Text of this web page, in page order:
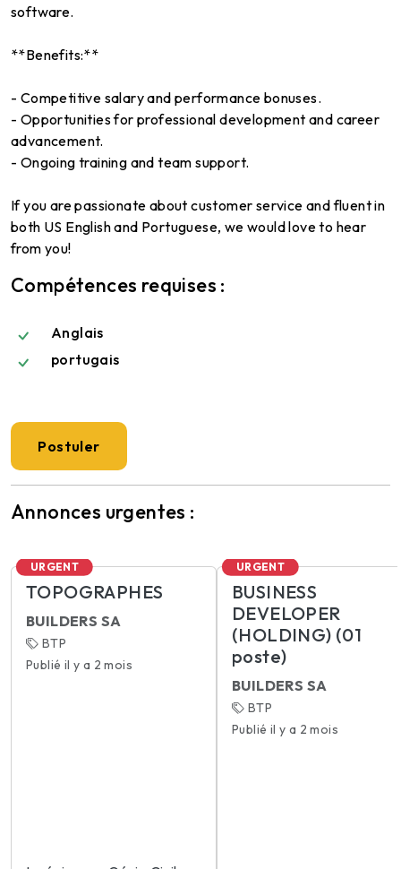
software.
**Benefits:**
- Competitive salary and performance bonuses.
- Opportunities for professional development and career
advancement.
- Ongoing training and team support.
If you are passionate about customer service and fluent in
both US English and Portuguese, we would love to hear
from you!
Compétences requises :
Anglais
portugais
Postuler
Annonces urgentes :
URGENT
TOPOGRAPHES
BUILDERS SA
BTP
Publié il y a 2 mois
URGENT
BUSINESS
DEVELOPER
(HOLDING) (01
poste)
BUILDERS SA
BTP
Publié il y a 2 mois